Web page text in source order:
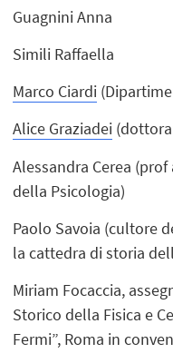
Guagnini Anna
Simili Raffaella
Marco Ciardi
Alice Graziadei
Alessandra Cerea
della Psicologia)
Paolo Savoia (cultore
la cattedra di storia
Miriam Focaccia,
Storico della Fisica e
Fermi”, Roma in